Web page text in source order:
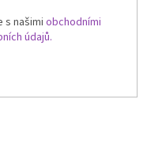
s našimi obchodními
údajů.